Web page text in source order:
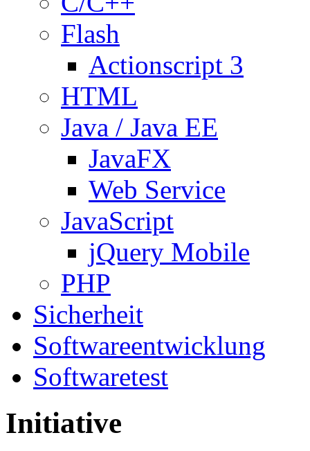
Flash
Actionscript 3
HTML
Java / Java EE
JavaFX
Web Service
JavaScript
jQuery Mobile
PHP
Sicherheit
Softwareentwicklung
Softwaretest
Initiative